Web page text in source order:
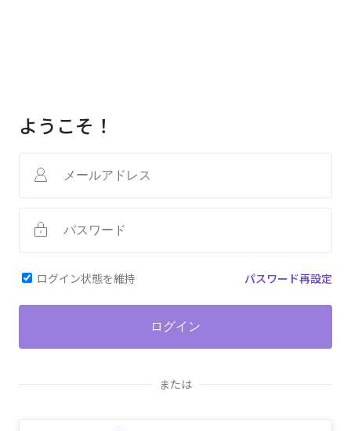
ようこそ！
ログイン状態を維持 パスワード再設定
ログイン
または